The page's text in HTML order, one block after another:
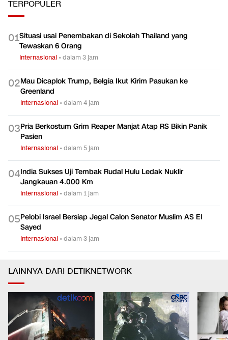
TERPOPULER
01Situasi usai Penembakan di Sekolah Thailand yang
Tewaskan 6 Orang
Internasional •dalam 3 jam
02Mau Dicaplok Trump, Belgia Ikut Kirim Pasukan ke
Greenland
Internasional •dalam 4 jam
03Pria Berkostum Grim Reaper Manjat Atap RS Bikin Panik
Pasien
Internasional •dalam 5 jam
04India Sukses Uji Tembak Rudal Hulu Ledak Nuklir
Jangkauan 4.000 Km
Internasional •dalam 1 jam
05Pelobi Israel Bersiap Jegal Calon Senator Muslim AS El
Sayed
Internasional •dalam 3 jam
LAINNYA DARI DETIKNETWORK